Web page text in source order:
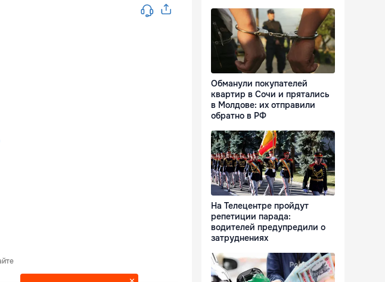
Обманули покупателей
квартир в Сочи и прятались
в Молдове: их отправили
обратно в РФ
На Телецентре пройдут
репетиции парада:
водителей предупредили о
затруднениях